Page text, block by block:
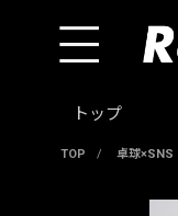
トップ
TOP / 卓球×SNS